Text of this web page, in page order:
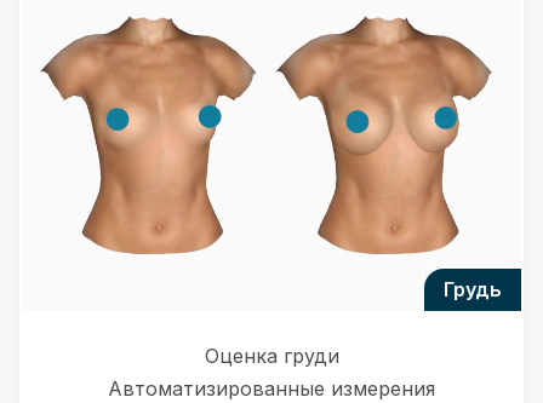
грудь
Оценка груди
Автоматизированные измерения